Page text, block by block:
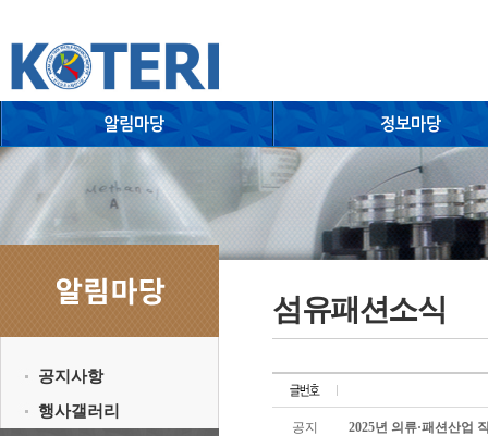
공지사항
행사갤러리
섬유패션소식
공지 2025년 의류·패션산업